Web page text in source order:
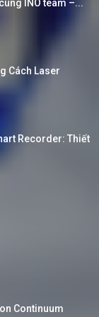
INO team –...
Cách Laser
Recorder: Thiết
Continuum